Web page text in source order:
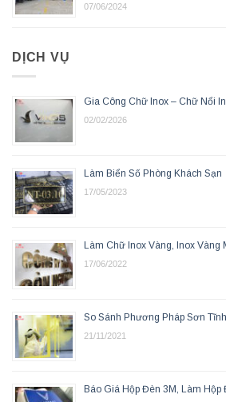
07/06/2024
DỊCH VỤ
Gia Công Chữ Inox – Chữ Nổi
02/02/2026
Làm Biển Số Phòng Khách Sạn
17/05/2023
Làm Chữ Inox Vàng, Inox
17/06/2022
So Sánh Phương Pháp Sơn
21/11/2021
Báo Giá Hộp Đèn 3M, Làm